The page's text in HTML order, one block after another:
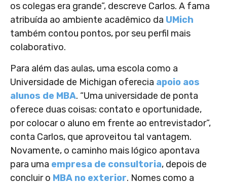
os colegas era grande”, descreve Carlos. A fama
atribuída ao ambiente acadêmico da UMich
também contou pontos, por seu perfil mais
colaborativo.
Para além das aulas, uma escola como a
Universidade de Michigan oferecia apoio aos
alunos de MBA. “Uma universidade de ponta
oferece duas coisas: contato e oportunidade,
por colocar o aluno em frente ao entrevistador”,
conta Carlos, que aproveitou tal vantagem.
Novamente, o caminho mais lógico apontava
para uma empresa de consultoria, depois de
concluir o MBA no exterior. Nomes como a